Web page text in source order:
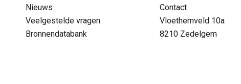
Supra menu
Contact FAQ Nieuws
FR
Nieuws
Veelgestelde vragen
Bronnendatabank
Contact
Vloethemveld 10a
8210 Zedelgem